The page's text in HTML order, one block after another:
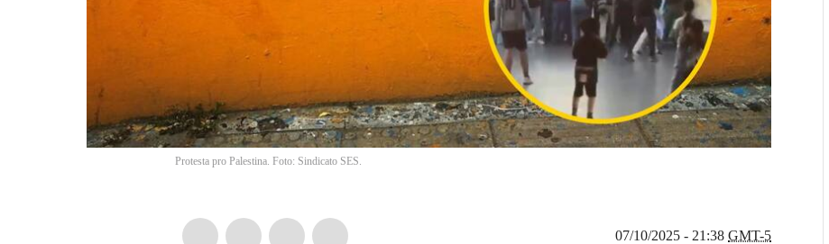
Protesta pro Palestina. Foto: Sindicato SES.
07/10/2025 - 21:38 GMT-5